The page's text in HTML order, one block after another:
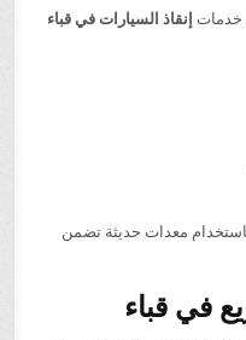
خدمات إنقاذ السيارات في قباء
معدات حديثة تضمن
في قباء